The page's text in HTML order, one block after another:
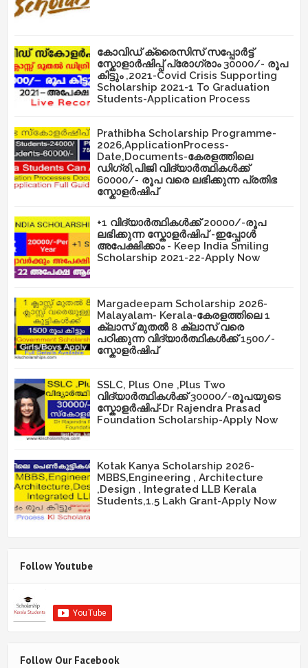
കോവിഡ് ക്രൈസിസ് സപ്പോർട്ട്
സ്കോളാർഷിപ്പ് പ്രോഗ്രാം 30000/- രൂപ
കിട്ടും ,2021-Covid Crisis Supporting
Scholarship 2021-1 To Graduation
Students-Application Process
Prathibha Scholarship Programme-
2026,ApplicationProcess-
Date,Documents-കേരളത്തിലെ
ഡിഗ്രി,പിജി വിദ്യാർത്ഥികൾക്ക്
60000/- രൂപ വരെ ലഭിക്കുന്ന പ്രതിഭ
സ്കോളർഷിപ്
+1 വിദ്യാർത്ഥികൾക്ക് 20000/-രൂപ
ലഭിക്കുന്ന സ്കോളർഷിപ് -ഇപ്പോൾ
അപേക്ഷിക്കാം - Keep India Smiling
Scholarship 2021-22-Apply Now
Margadeepam Scholarship 2026-
Malayalam- Kerala-കേരളത്തിലെ 1
ക്ലാസ് മുതൽ 8 ക്ലാസ് വരെ
പഠിക്കുന്ന വിദ്യാർത്ഥികൾക്ക് 1500/-
സ്കോളർഷിപ്
SSLC, Plus One ,Plus Two
വിദ്യാർത്ഥികൾക്ക് 30000/-രൂപയുടെ
സ്കോളർഷിപ്-Dr Rajendra Prasad
Foundation Scholarship-Apply Now
Kotak Kanya Scholarship 2026-
MBBS,Engineering , Architecture
,Design , Integrated LLB Kerala
Students,1.5 Lakh Grant-Apply Now
Follow Youtube
Follow Our Facebook